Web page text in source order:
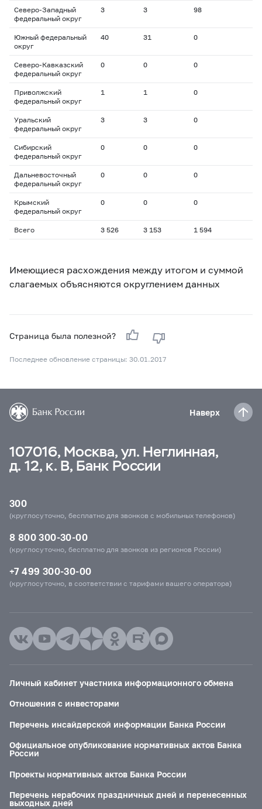
Северо-Западный
федеральный округ
3 3 98
Южный федеральный
округ
40 31 0
Северо-Кавказский
федеральный округ
0 0 0
Приволжский
федеральный округ
1 1 0
Уральский
федеральный округ
3 3 0
Сибирский
федеральный округ
0 0 0
Дальневосточный
федеральный округ
0 0 0
Крымский
федеральный округ
0 0 0
Всего 3 526 3 153 1 594
Имеющиеся расхождения между итогом и суммой
слагаемых объясняются округлением данных
Страница была полезной?
Последнее обновление страницы: 30.01.2017
Наверх
107016, Москва, ул. Неглинная,
д. 12, к. В, Банк России
300
(круглосуточно, бесплатно для звонков с мобильных телефонов)
8 800 300-30-00
(круглосуточно, бесплатно для звонков из регионов России)
+7 499 300-30-00
(круглосуточно, в соответствии с тарифами вашего оператора)
Личный кабинет участника информационного обмена
Отношения с инвесторами
Перечень инсайдерской информации Банка России
Официальное опубликование нормативных актов Банка
России
Проекты нормативных актов Банка России
Перечень нерабочих праздничных дней и перенесенных
выходных дней